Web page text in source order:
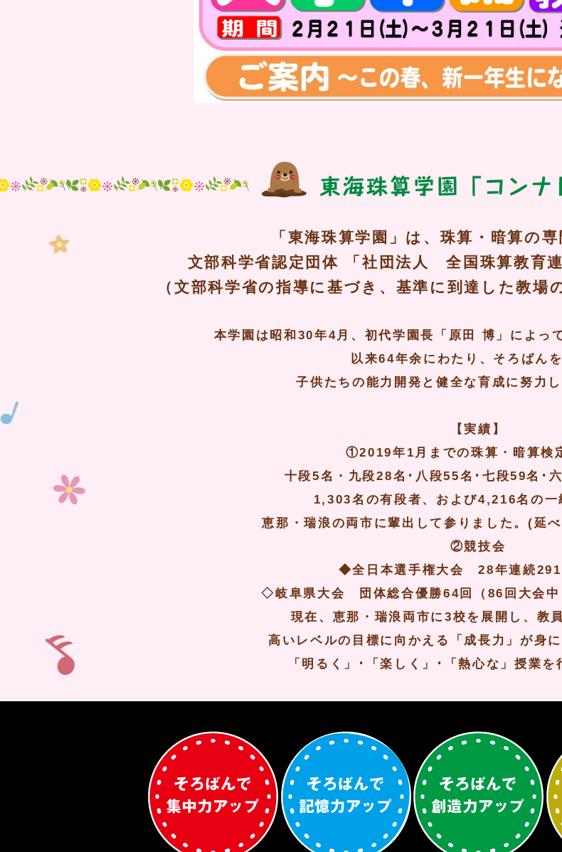
「東海珠算学園」は、珠算・暗算の
文部科学省認定団体 「社団法人 全国珠算教育
（文部科学省の指導に基づき、基準に到達した教
本学園は昭和30年4月、初代学園長「原田 博」によっ
以来64年余にわたり、そろばん
子供たちの能力開発と健全な育成に努力し
【実績】
①2019年1月までの珠算・暗算検
十段5名・九段28名･八段55名･七段59名･
1,303名の有段者、および4,216名の一
恵那・瑞浪の両市に輩出して参りました。(延
②競技会
◆全日本選手権大会 28年連続291
◇岐阜県大会 団体総合優勝64回（86回大会中
現在、恵那・瑞浪両市に3校を展開し、教
高いレベルの目標に向かえる「成長力」が身
「明るく」･「楽しく」･「熱心な」授業を